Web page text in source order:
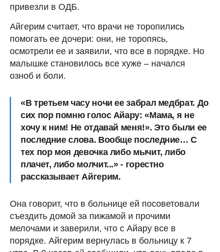
привезли в ОДБ.
Айгерим считает, что врачи не торопились
помогать ее дочери: они, не торопясь,
осмотрели ее и заявили, что все в порядке. Но
малышке становилось все хуже – начался
озноб и боли.
«В третьем часу ночи ее забрал медбрат. До
сих пор помню голос Айару: «Мама, я не
хочу к ним! Не отдавай меня!». Это были ее
последние слова. Вообще последние… С
тех пор моя девочка либо мычит, либо
плачет, либо молчит...» - горестно
рассказывает Айгерим.
Она говорит, что в больнице ей посоветовали
съездить домой за пижамой и прочими
мелочами и заверили, что с Айару все в
порядке. Айгерим вернулась в больницу к 7